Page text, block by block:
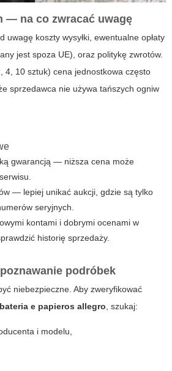
— na co zwracać uwagę
uwagę koszty wysyłki, ewentualne opłaty
jest spoza UE), oraz politykę zwrotów.
4, 10 sztuk) cena jednostkowa często
sprzedawca nie używa tańszych ogniw
gwarancją — niższa cena może
— lepiej unikać aukcji, gdzie są tylko
seryjnych.
kontami i dobrymi ocenami w
historię sprzedaży.
podróbek
niebezpieczne. Aby zweryfikować
bateria e papieros allegro, szukaj:
i modelu,